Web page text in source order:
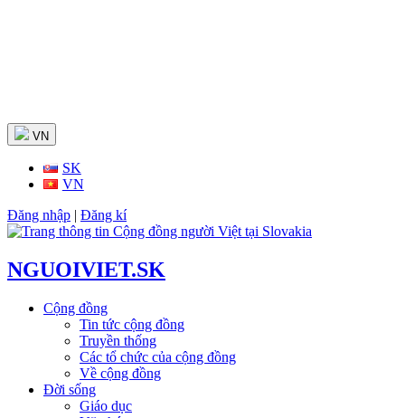
VN
SK
VN
Đăng nhập | Đăng kí
NGUOIVIET.SK
Cộng đồng
Tin tức cộng đồng
Truyền thống
Các tổ chức của cộng đồng
Về cộng đồng
Đời sống
Giáo dục